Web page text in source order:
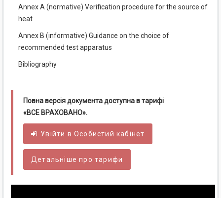
Annex A (normative) Verification procedure for the source of
heat
Annex B (informative) Guidance on the choice of
recommended test apparatus
Bibliography
Повна версія документа доступна в тарифі
«ВСЕ ВРАХОВАНО».
Увійти вОсобистий кабінет
Детальніше про тарифи